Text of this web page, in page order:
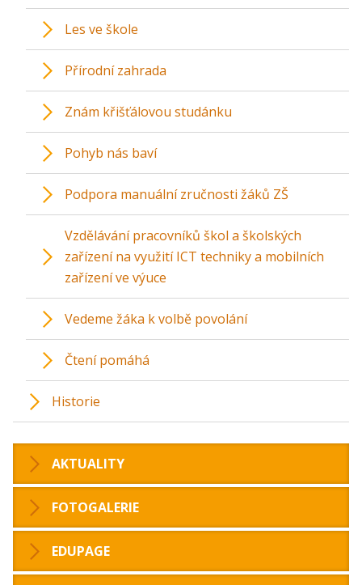
Les ve škole
Přírodní zahrada
Znám křišťálovou studánku
Pohyb nás baví
Podpora manuální zručnosti žáků ZŠ
Vzdělávání pracovníků škol a školských
zařízení na využití ICT techniky a mobilních
zařízení ve výuce
Vedeme žáka k volbě povolání
Čtení pomáhá
Historie
AKTUALITY
FOTOGALERIE
EDUPAGE